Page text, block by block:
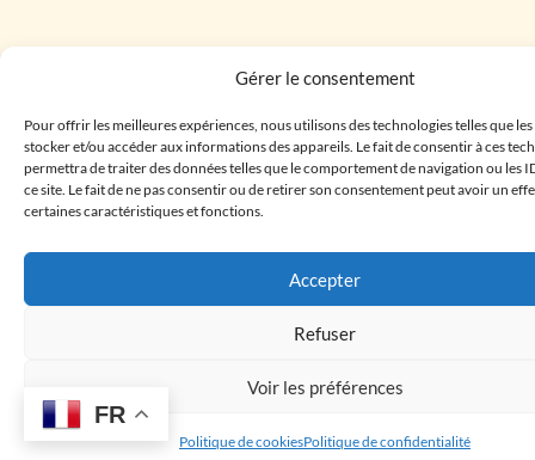
Gérer le consentement
Pour offrir les meilleures expériences, nous utilisons des technologies telles que
stocker et/ou accéder aux informations des appareils. Le fait de consentir à ces
permettra de traiter des données telles que le comportement de navigation ou les
ce site. Le fait de ne pas consentir ou de retirer son consentement peut avoir un
certaines caractéristiques et fonctions.
Accepter
Refuser
Voir les préférences
Politique de cookiesPolitique de confidentialité
FR